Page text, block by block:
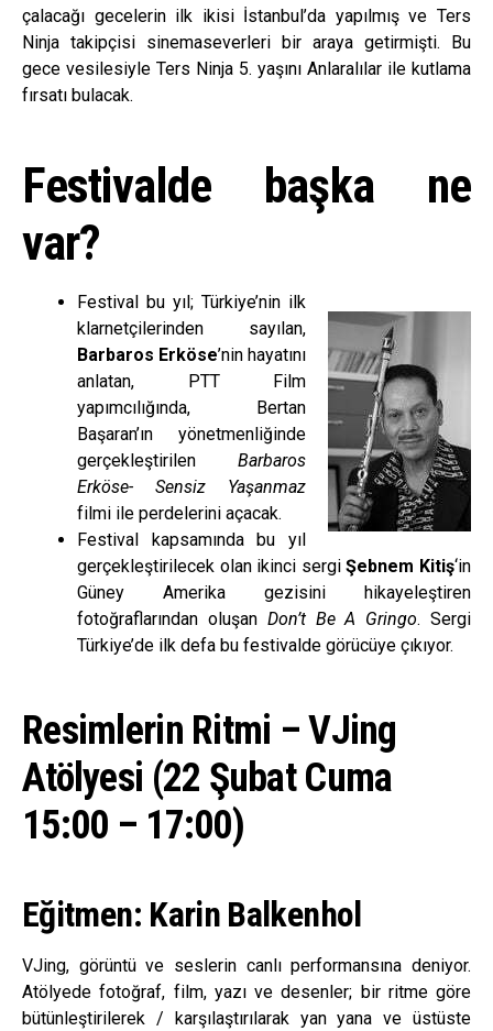
çalacağı gecelerin ilk ikisi İstanbul’da yapılmış ve Ters
Ninja takipçisi sinemaseverleri bir araya getirmişti. Bu
gece vesilesiyle Ters Ninja 5. yaşını Anlaralılar ile kutlama
fırsatı bulacak.
Festivalde başka ne
var?
Festival bu yıl; Türkiye’nin ilk
klarnetçilerinden sayılan,
Barbaros Erköse’nin hayatını
anlatan, PTT Film
yapımcılığında, Bertan
Başaran’ın yönetmenliğinde
gerçekleştirilen Barbaros
Erköse- Sensiz Yaşanmaz
filmi ile perdelerini açacak.
Festival kapsamında bu yıl
gerçekleştirilecek olan ikinci sergiŞebnem Kitiş‘in
Güney Amerika gezisini hikayeleştiren
fotoğraflarından oluşan Don’t Be A Gringo. Sergi
Türkiye’de ilk defa bu festivalde görücüye çıkıyor.
Resimlerin Ritmi – VJing
Atölyesi (22 Şubat Cuma
15:00 – 17:00)
Eğitmen: Karin Balkenhol
VJing, görüntü ve seslerin canlı performansına deniyor.
Atölyede fotoğraf, film, yazı ve desenler; bir ritme göre
bütünleştirilerek / karşılaştırılarak yan yana ve üstüste